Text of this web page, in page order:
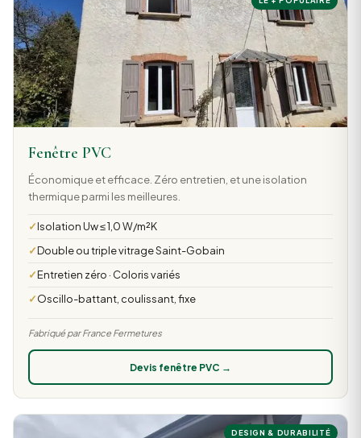
Fenêtre PVC
Économique et efficace. Zéro entretien, et une isolation
thermique parmi les meilleures.
Isolation Uw ≤ 1,0 W/m²K
Double ou triple vitrage Saint-Gobain
Entretien zéro · Coloris variés
Oscillo-battant, coulissant, fixe
Fabriqué par France Fermetures
Devis fenêtre PVC →
DESIGN & DURABILITÉ